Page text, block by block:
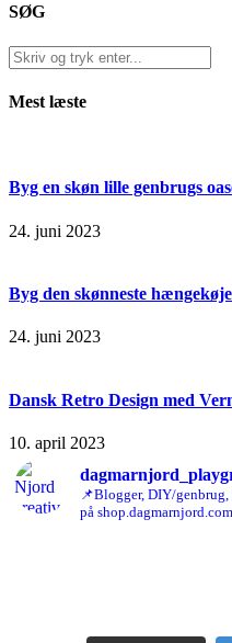
SØG
Mest læste
Byg en skøn lille genbrugs
24. juni 2023
Byg den skønneste
24. juni 2023
Dansk Retro Design med
10. april 2023
📌Blogger, DIY/
på shop.dagmarnjord.com